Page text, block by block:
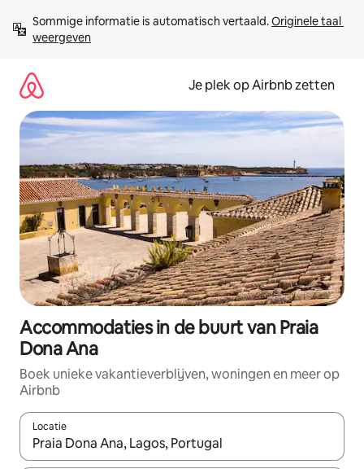
direct
naar
Sommige informatie is automatisch vertaald. Originele taal
weergeven
Je plek op Airbnb zetten
Accommodaties in de buurt van Praia
Dona Ana
Boek unieke vakantieverblijven, woningen en meer op
Airbnb
Locatie
Wanneer er resultaten beschikbaar zijn, maak je een keuze